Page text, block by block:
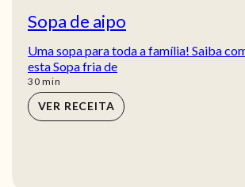
Sopa de aipo
Uma sopa para toda a família! Saiba
esta Sopa fria de
30min
min
VER RECEITA